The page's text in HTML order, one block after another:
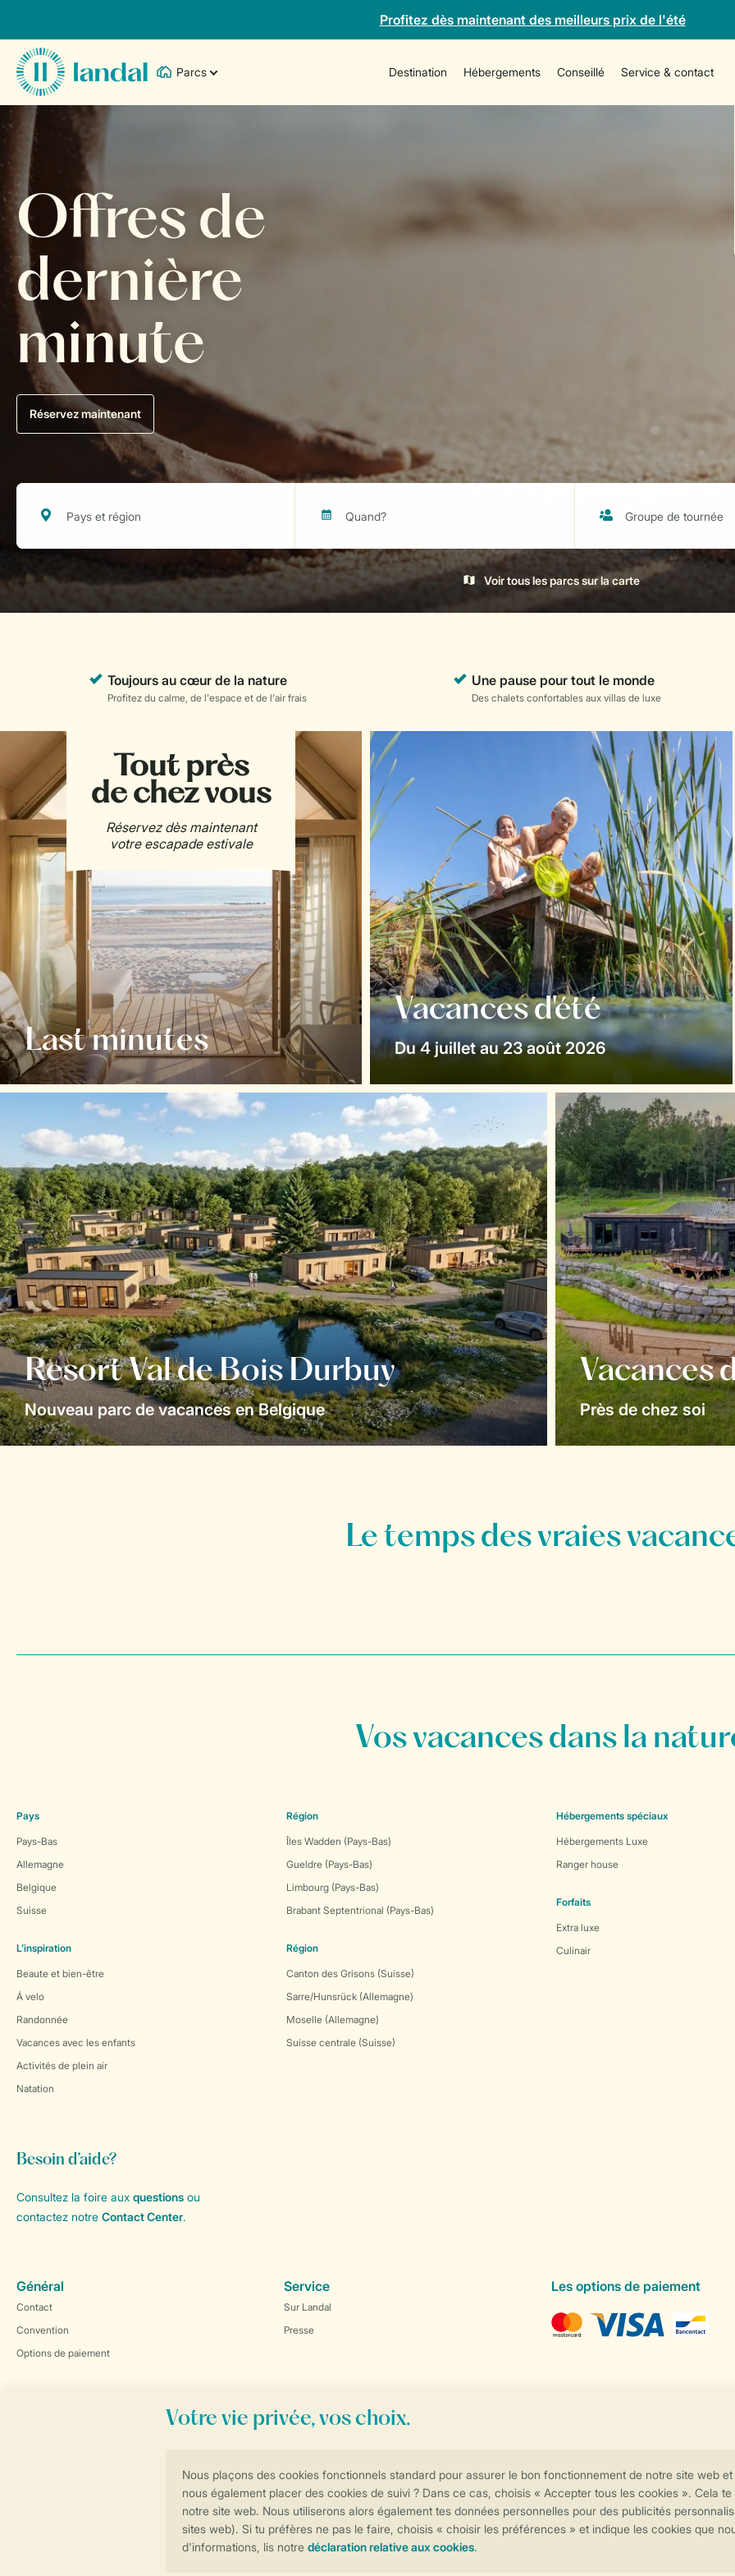
Profitez dès maintenant des meilleurs prix de l'été
Parcs Destination Hébergements Conseillé Service & contact
Offres de
dernière
minute
Réservez maintenant
Voir tous les parcs sur la carte
Last minutes
Vacances d'été
Du 4 juillet au 23 août 2026
Resort Val de Bois Durbuy
Nouveau parc de vacances en Belgique
Vacances
Près de chez soi
Contrôle de votre vie privée
Vos vacances dans la
Pays
Pays-Bas
Allemagne
Belgique
Suisse
L’inspiration
Beaute et bien-être
Á velo
Randonnée
Vacances avec les enfants
Activités de plein air
Natation
Région
Îles Wadden (Pays-Bas)
Gueldre (Pays-Bas)
Limbourg (Pays-Bas)
Brabant Septentrional (Pays-Bas)
Région
Canton des Grisons (Suisse)
Sarre/Hunsrück (Allemagne)
Moselle (Allemagne)
Suisse centrale (Suisse)
Hébergements spéciaux
Hébergements Luxe
Ranger house
Forfaits
Extra luxe
Culinair
Besoin d’aide?
Consultez la foire aux questions ou
contactez notre Contact Center.
Général
Contact
Convention
Options de paiement
Service
Sur Landal
Presse
Les options de paiement